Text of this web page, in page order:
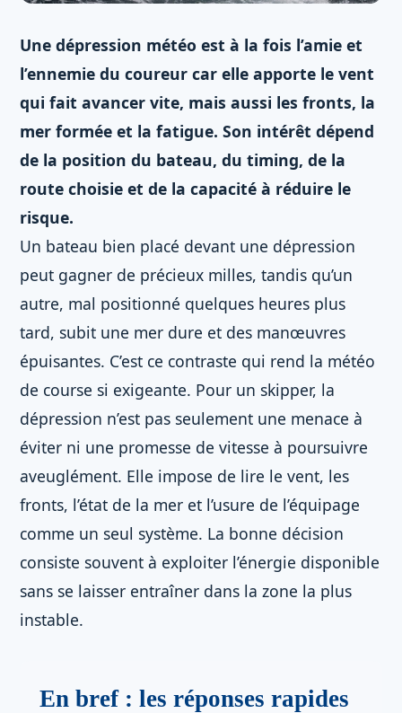
Une dépression météo est à la fois l’amie et
l’ennemie du coureur car elle apporte le vent
qui fait avancer vite, mais aussi les fronts, la
mer formée et la fatigue. Son intérêt dépend
de la position du bateau, du timing, de la
route choisie et de la capacité à réduire le
risque.
Un bateau bien placé devant une dépression
peut gagner de précieux milles, tandis qu’un
autre, mal positionné quelques heures plus
tard, subit une mer dure et des manœuvres
épuisantes. C’est ce contraste qui rend la météo
de course si exigeante. Pour un skipper, la
dépression n’est pas seulement une menace à
éviter ni une promesse de vitesse à poursuivre
aveuglément. Elle impose de lire le vent, les
fronts, l’état de la mer et l’usure de l’équipage
comme un seul système. La bonne décision
consiste souvent à exploiter l’énergie disponible
sans se laisser entraîner dans la zone la plus
instable.
En bref : les réponses rapides